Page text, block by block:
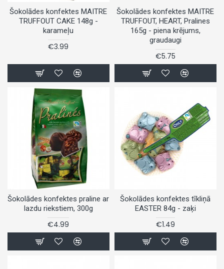
Šokolādes konfektes MAITRE
TRUFFOUT CAKE 148g -
karameļu
€3.99
Šokolādes konfektes MAITRE
TRUFFOUT, HEART, Pralines
165g - piena krējums,
graudaugi
€5.75
Šokolādes konfektes praline ar
lazdu riekstiem, 300g
€4.99
Šokolādes konfektes tīkliņā
EASTER 84g - zaķi
€1.49